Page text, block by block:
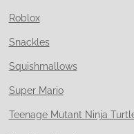
Roblox
Snackles
Squishmallows
Super Mario
Teenage Mutant Ninja